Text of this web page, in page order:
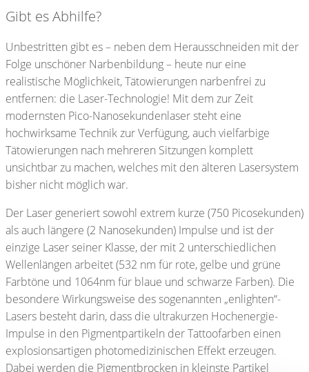
Gibt es Abhilfe?
Unbestritten gibt es – neben dem Herausschneiden mit der
Folge unschöner Narbenbildung – heute nur eine
realistische Möglichkeit, Tätowierungen narbenfrei zu
entfernen: die Laser-Technologie! Mit dem zur Zeit
modernsten Pico-Nanosekundenlaser steht eine
hochwirksame Technik zur Verfügung, auch vielfarbige
Tätowierungen nach mehreren Sitzungen komplett
unsichtbar zu machen, welches mit den älteren Lasersystem
bisher nicht möglich war.
Der Laser generiert sowohl extrem kurze (750 Picosekunden)
als auch längere (2 Nanosekunden) Impulse und ist der
einzige Laser seiner Klasse, der mit 2 unterschiedlichen
Wellenlängen arbeitet (532 nm für rote, gelbe und grüne
Farbtöne und 1064nm für blaue und schwarze Farben). Die
besondere Wirkungsweise des sogenannten „enlighten“-
Lasers besteht darin, dass die ultrakurzen Hochenergie-
Impulse in den Pigmentpartikeln der Tattoofarben einen
explosionsartigen photomedizinischen Effekt erzeugen.
Dabei werden die Pigmentbrocken in kleinste Partikel